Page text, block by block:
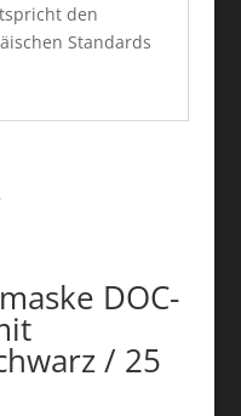
den
Standards
DOC-
/ 25